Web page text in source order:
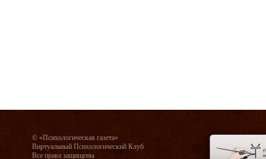
© «Психологическая газета»
Виртуальный Психологический Клуб
Все права защищены